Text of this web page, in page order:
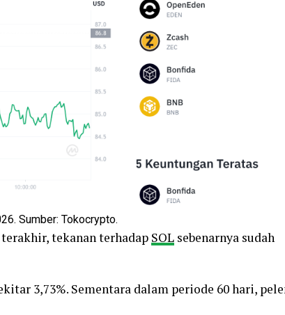
Sumber: Tokocrypto.
tekanan terhadap SOL sebenarnya sudah
3,73%. Sementara dalam periode 60 hari,